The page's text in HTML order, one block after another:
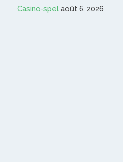
Casino-spel août 6, 2026